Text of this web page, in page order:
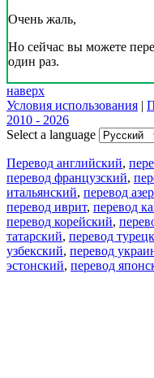
Очень жаль,
Но сейчас вы можете
один раз.
наверх
Условия использования |
2010 - 2026
Select a language
Перевод английский,
перевод французский,
итальянский, перевод
перевод иврит, перевод
перевод корейский,
татарский, перевод
узбекский, перевод
эстонский, перевод